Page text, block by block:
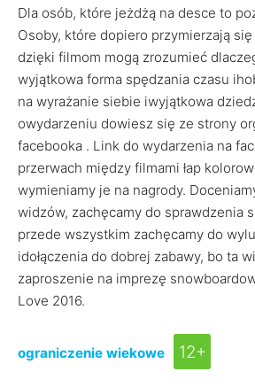
Dla osób, które jeżdżą na desce to
Osoby, które dopiero przymierzają
dzięki filmom mogą zrozumieć
wyjątkowa forma spędzania czasu
na wyrażanie siebie iwyjątkowa
owydarzeniu dowiesz się ze strony
facebooka . Link do wydarzenia na
przerwach między filmami łap
wymieniamy je na nagrody.
widzów, zachęcamy do sprawdzenia
przede wszystkim zachęcamy do
idołączenia do dobrej zabawy, bo ta
zaproszenie na imprezę
Love 2016.
ograniczenie wiekowe 12+